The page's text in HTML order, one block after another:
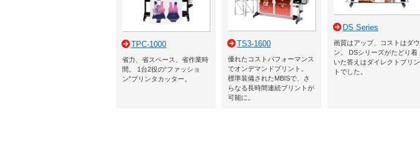
TPC-1000
省力、省スペース、省作業時
間。 1台2役の“ファッショ
ン”プリンタカッター。
TS3-1600
優れたコストパフォーマンス
でオンデマンドプリント。
標準装備されたMBISで、さ
らなる長時間連続プリントが
可能に。
DS Series
画質はアップ、コストはダウ
ン。 DSシリーズがたどり着
いた答えはダイレクトプリン
トでした。